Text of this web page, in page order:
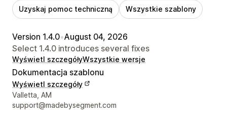
Uzyskaj pomoc techniczną Wszystkie szablony
Version 1.4.0•August 04, 2026
Select 1.4.0 introduces several fixes
Wyświetl szczegółyWszystkie wersje
Dokumentacja szablonu
Wyświetl szczegóły
Dane kontaktowe projektanta
Valletta, AM
support@madebysegment.com